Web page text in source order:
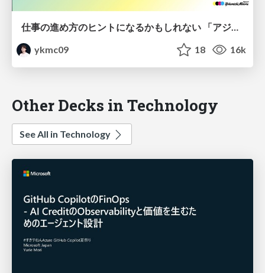
仕事の進め方のヒントになるかもしれない 「アジャイル」からのつまみ食い（開発者じゃなくても、ひとりでも） / Sneak Tips From Agile
ykmc09
18 16k
Other Decks in Technology
See All in Technology